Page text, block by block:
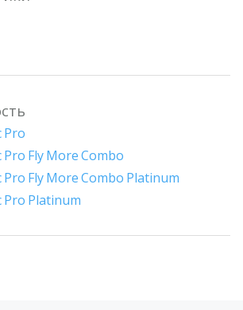
Pro
Fly More Combo
Fly More Combo Platinum
Pro Platinum